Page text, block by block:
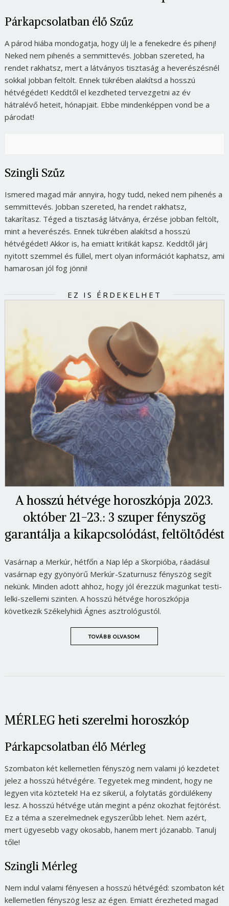
Párkapcsolatban élő Szűz
A párod hiába mondogatja, hogy ülj le a fenekedre és pihenj!
Neked nem pihenés a semmittevés. Jobban szereted, ha
rendet rakhatsz, mert a látványos tisztaság a heverészésnél
sokkal jobban feltölt. Ennek tükrében alakítsd a hosszú
hétvégédet! Keddtől el kezdheted tervezgetni az év
hátralévő heteit, hónapjait. Ebbe mindenképpen vond be a
párodat!
Szingli Szűz
Ismered magad már annyira, hogy tudd, neked nem pihenés a
semmittevés. Jobban szereted, ha rendet rakhatsz,
takarítasz. Téged a tisztaság látványa, érzése jobban feltölt,
mint a heverészés. Ennek tükrében alakítsd a hosszú
hétvégédet! Akkor is, ha emiatt kritikát kapsz. Keddtől járj
nyitott szemmel és füllel, mert olyan információt kaphatsz, ami
hamarosan jól fog jönni!
EZ IS ÉRDEKELHET
A hosszú hétvége horoszkópja 2023.
október 21-23.: 3 szuper fényszög
garantálja a kikapcsolódást, feltöltődést
Vasárnap a Merkúr, hétfőn a Nap lép a Skorpióba, ráadásul
vasárnap egy gyönyörű Merkúr-Szaturnusz fényszög segít
nekünk. Minden adott ahhoz, hogy jól érezzük magunkat testi-
lelki-szellemi szinten. A hosszú hétvége horoszkópja
következik Székelyhidi Ágnes asztrológustól.
TOVÁBB OLVASOM
MÉRLEG heti szerelmi horoszkóp
Párkapcsolatban élő Mérleg
Szombaton két kellemetlen fényszög nem valami jó kezdetet
jelez a hosszú hétvégére. Tegyetek meg mindent, hogy ne
legyen vita köztetek! Ha ez sikerül, a folytatás gördülékeny
lesz. A hosszú hétvége után megint a pénz okozhat fejtörést.
Ez a téma a szerelmednek egyszerűbb lehet. Nem azért,
mert ügyesebb vagy okosabb, hanem mert józanabb. Tanulj
tőle!
Szingli Mérleg
Nem indul valami fényesen a hosszú hétvégéd: szombaton két
kellemetlen fényszög lesz az égen. Emiatt érezheted magad